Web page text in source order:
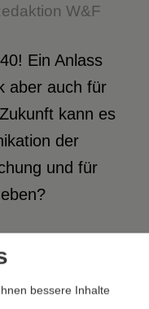
W&F
Ein Anlass
aber auch für
kann es
der
und für
bessere Inhalte